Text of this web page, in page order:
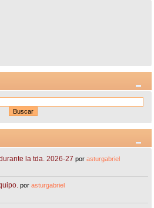
la tda. 2026-27 porasturgabriel
porasturgabriel